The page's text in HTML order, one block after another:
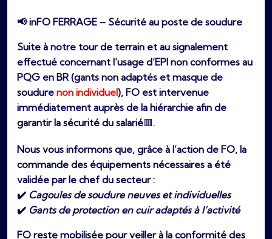
📢 inFO FERRAGE – Sécurité au poste de soudure
Suite à notre tour de terrain et au signalement
effectué concernant l’usage d’EPI non conformes au
PQG en BR (gants non adaptés et masque de
soudure non individuel), FO est intervenue
immédiatement auprès de la hiérarchie afin de
garantir la sécurité du salarié🟥.
Nous vous informons que, grâce à l’action de FO, la
commande des équipements nécessaires a été
validée par le chef du secteur :
✔️ Cagoules de soudure neuves et individuelles
✔️ Gants de protection en cuir adaptés à l’activité
FO reste mobilisée pour veiller à la conformité des